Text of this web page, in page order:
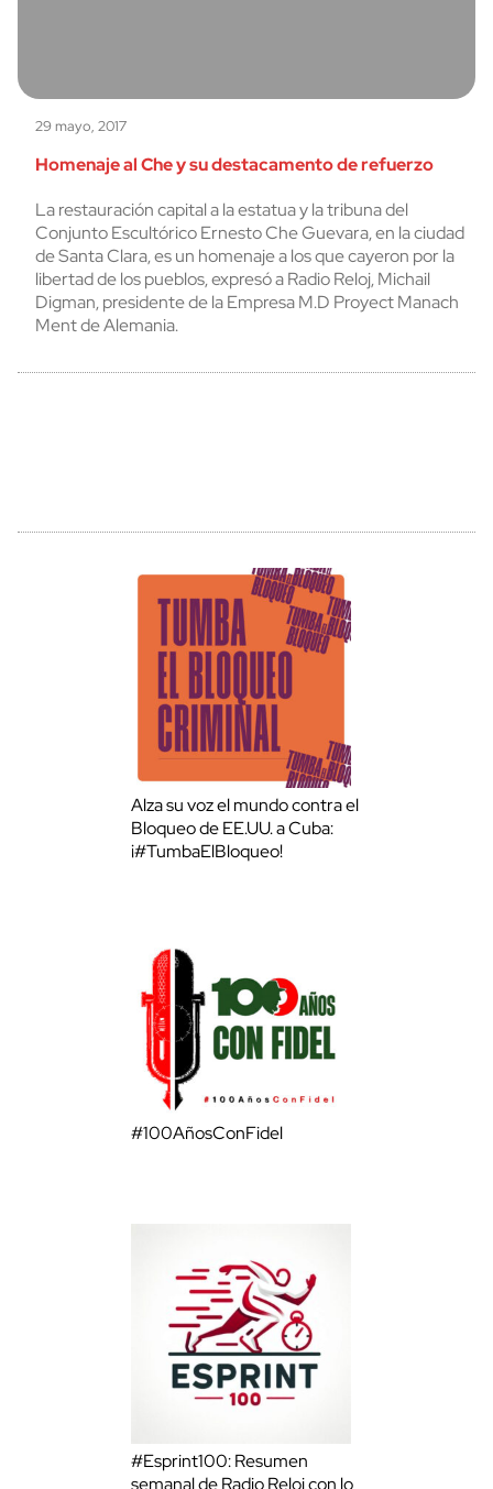
29 mayo, 2017
Homenaje al Che y su destacamento de refuerzo
La restauración capital a la estatua y la tribuna del
Conjunto Escultórico Ernesto Che Guevara, en la ciudad
de Santa Clara, es un homenaje a los que cayeron por la
libertad de los pueblos, expresó a Radio Reloj, Michail
Digman, presidente de la Empresa M.D Proyect Manach
Ment de Alemania.
Alza su voz el mundo contra el
Bloqueo de EE.UU. a Cuba:
¡#TumbaElBloqueo!
#100AñosConFidel
#Esprint100: Resumen
semanal de Radio Reloj con lo